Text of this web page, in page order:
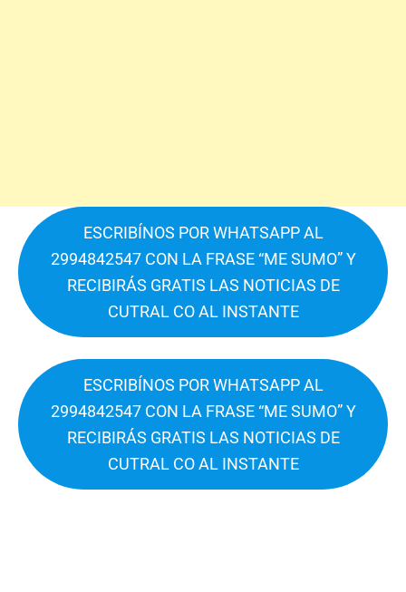
ESCRIBÍNOS POR WHATSAPP AL
2994842547 CON LA FRASE “ME SUMO” Y
RECIBIRÁS GRATIS LAS NOTICIAS DE
CUTRAL CO AL INSTANTE
ESCRIBÍNOS POR WHATSAPP AL
2994842547 CON LA FRASE “ME SUMO” Y
RECIBIRÁS GRATIS LAS NOTICIAS DE
CUTRAL CO AL INSTANTE